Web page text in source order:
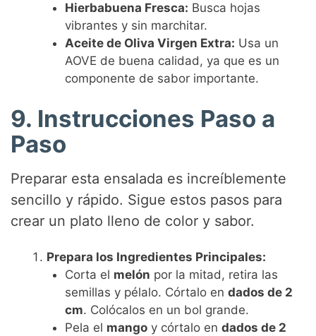
Hierbabuena Fresca: Busca hojas
vibrantes y sin marchitar.
Aceite de Oliva Virgen Extra: Usa un
AOVE de buena calidad, ya que es un
componente de sabor importante.
9. Instrucciones Paso a
Paso
Preparar esta ensalada es increíblemente
sencillo y rápido. Sigue estos pasos para
crear un plato lleno de color y sabor.
Prepara los Ingredientes Principales:
Corta el melón por la mitad, retira las
semillas y pélalo. Córtalo en dados de 2
cm. Colócalos en un bol grande.
Pela el mangoy córtalo en dados de 2